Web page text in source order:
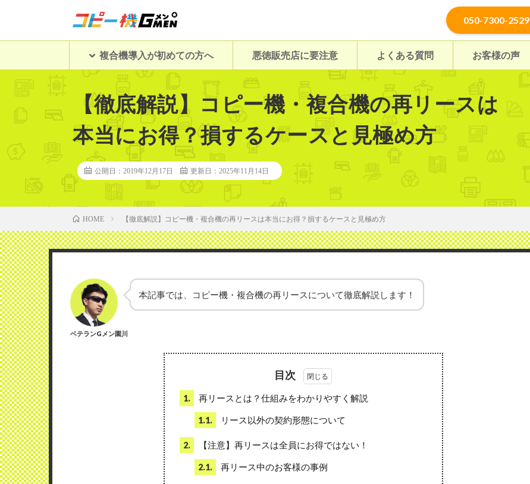
050-7300-2529
複合機導入が初めての方へ 悪徳販売店に要注意 よくある質問 お客様の声
【徹底解説】コピー機・複合機の再リースは
本当にお得？損するケースと見極め方
公開日：2019年12月17日 更新日：2025年11月14日
HOME 【徹底解説】コピー機・複合機の再リースは本当にお得？損するケースと見極め方
ベテランGメン園川
本記事では、コピー機・複合機の再リースについて徹底解説します！
目次
1. 再リースとは？仕組みをわかりやすく解説
1.1. リース以外の契約形態について
2. 【注意】再リースは全員にお得ではない！
2.1. 再リース中のお客様の事例